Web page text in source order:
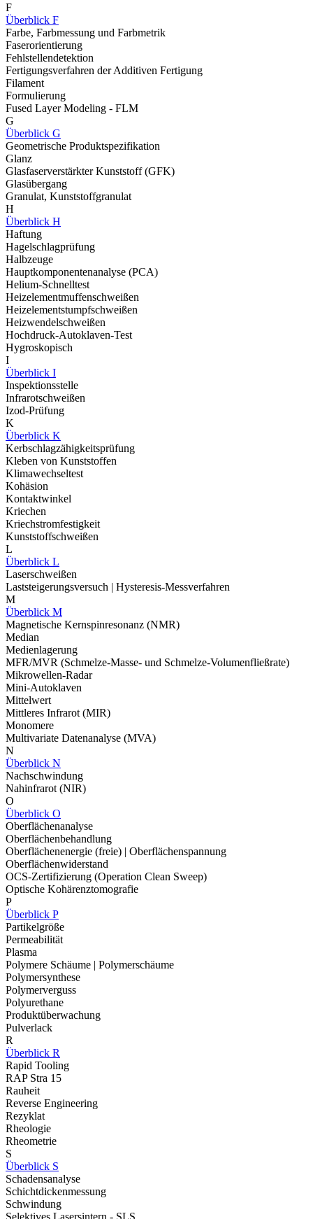
F
Überblick F
Farbe, Farbmessung und Farbmetrik
Faserorientierung
Fehlstellendetektion
Fertigungsverfahren der Additiven Fertigung
Filament
Formulierung
Fused Layer Modeling - FLM
G
Überblick G
Geometrische Produktspezifikation
Glanz
Glasfaserverstärkter Kunststoff (GFK)
Glasübergang
Granulat, Kunststoffgranulat
H
Überblick H
Haftung
Hagelschlagprüfung
Halbzeuge
Hauptkomponentenanalyse (PCA)
Helium-Schnelltest
Heizelementmuffenschweißen
Heizelementstumpfschweißen
Heizwendelschweißen
Hochdruck-Autoklaven-Test
Hygroskopisch
I
Überblick I
Inspektionsstelle
Infrarotschweißen
Izod-Prüfung
K
Überblick K
Kerbschlagzähigkeitsprüfung
Kleben von Kunststoffen
Klimawechseltest
Kohäsion
Kontaktwinkel
Kriechen
Kriechstromfestigkeit
Kunststoffschweißen
L
Überblick L
Laserschweißen
Laststeigerungsversuch | Hysteresis-Messverfahren
M
Überblick M
Magnetische Kernspinresonanz (NMR)
Median
Medienlagerung
MFR/MVR (Schmelze-Masse- und Schmelze-Volumenfließrate)
Mikrowellen-Radar
Mini-Autoklaven
Mittelwert
Mittleres Infrarot (MIR)
Monomere
Multivariate Datenanalyse (MVA)
N
Überblick N
Nachschwindung
Nahinfrarot (NIR)
O
Überblick O
Oberflächenanalyse
Oberflächenbehandlung
Oberflächenenergie (freie) | Oberflächenspannung
Oberflächenwiderstand
OCS-Zertifizierung (Operation Clean Sweep)
Optische Kohärenztomografie
P
Überblick P
Partikelgröße
Permeabilität
Plasma
Polymere Schäume | Polymerschäume
Polymersynthese
Polymerverguss
Polyurethane
Produktüberwachung
Pulverlack
R
Überblick R
Rapid Tooling
RAP Stra 15
Rauheit
Reverse Engineering
Rezyklat
Rheologie
Rheometrie
S
Überblick S
Schadensanalyse
Schichtdickenmessung
Schwindung
Selektives Lasersintern - SLS